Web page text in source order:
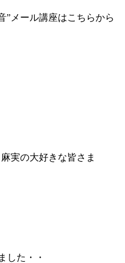
”メール講座はこちらから
麻実の大好きな皆さま
した・・